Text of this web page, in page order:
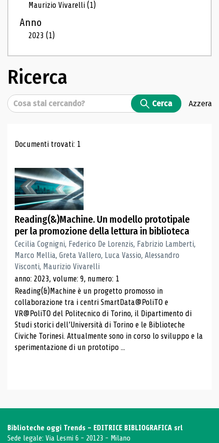
Maurizio Vivarelli(1)
Anno
2023(1)
Ricerca
Cerca Cerca Azzera
Risultati di ricerca
Documenti trovati: 1
Reading(&)Machine. Un modello prototipale
per la promozione della lettura in biblioteca
Cecilia Cognigni, Federico De Lorenzis, Fabrizio Lamberti,
Marco Mellia, Greta Vallero, Luca Vassio, Alessandro
Visconti, Maurizio Vivarelli
anno: 2023, volume: 9, numero: 1
Reading(&)Machine è un progetto promosso in
collaborazione tra i centri SmartData@PoliTO e
VR@PoliTO del Politecnico di Torino, il Dipartimento di
Studi storici dell’Università di Torino e le Biblioteche
Civiche Torinesi. Attualmente sono in corso lo sviluppo e la
sperimentazione di un prototipo ...
Biblioteche oggi Trends - EDITRICE BIBLIOGRAFICA srl
Sede legale: Via Lesmi 6 - 20123 - Milano